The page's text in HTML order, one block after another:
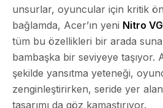
unsurlar, oyuncular için kritik
bağlamda, Acer’ın yeni Nitro
tüm bu özellikleri bir arada
bambaşka bir seviyeye taşıyor.
şekilde yansıtma yeteneği,
zenginleştirirken, seride yer
tasarımı da göz kamaştırıyor.